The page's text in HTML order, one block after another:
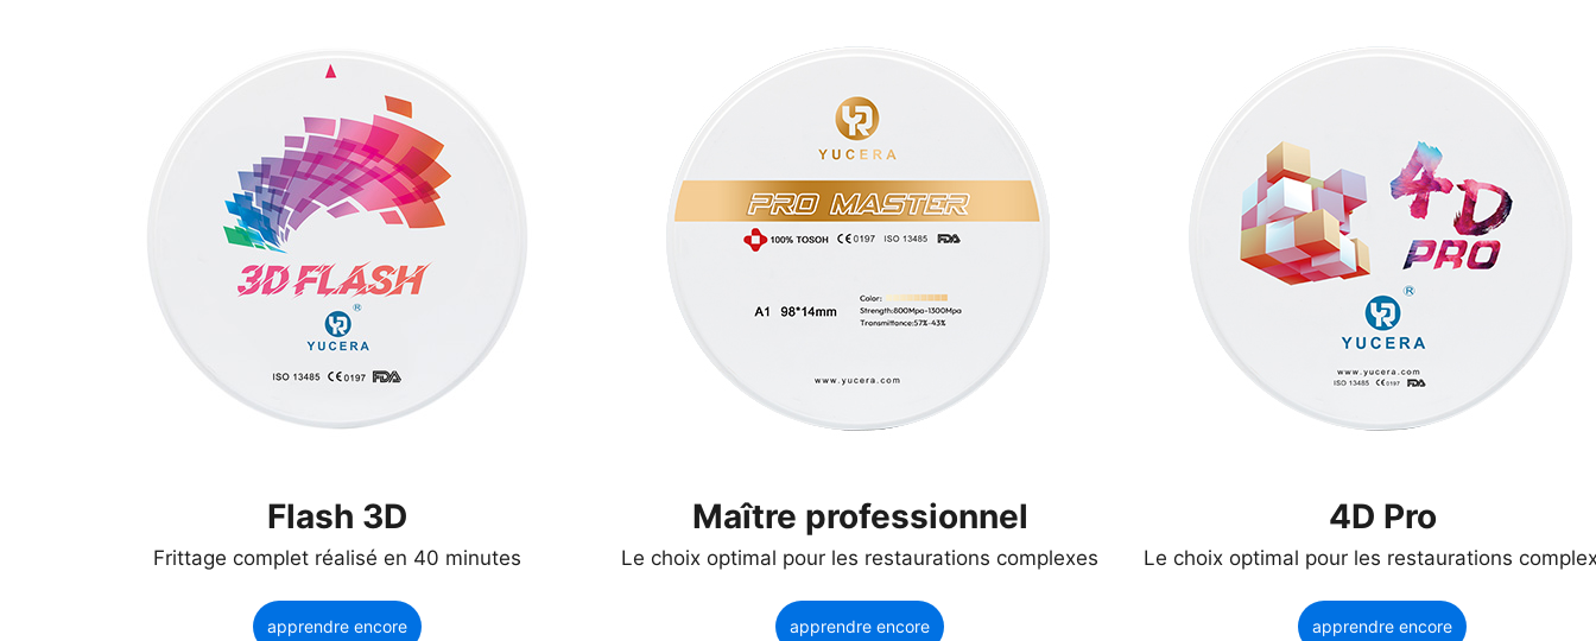
Flash 3D
Frittage complet réalisé en 40 minutes
apprendre encore
Maître professionnel
Le choix optimal pour les restaurations complexes
apprendre encore
4D Pro
Le choix optimal pour les restaurations
apprendre encore